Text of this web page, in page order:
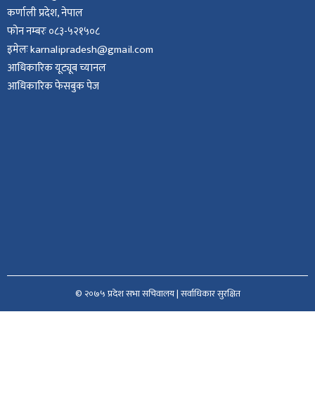
कर्णाली प्रदेश, नेपाल
फोन नम्बरः ०८३-५२१५०८
इमेलः karnalipradesh@gmail.com
आधिकारिक यूट्यूब च्यानल
आधिकारिक फेसबुक पेज
© २०७५ प्रदेश सभा सचिवालय | सर्वाधिकार सुरक्षित